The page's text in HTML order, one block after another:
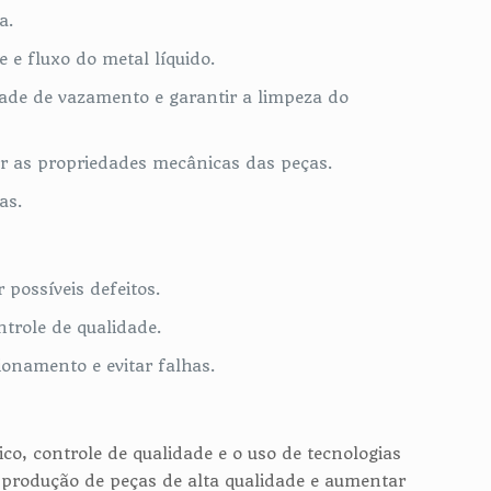
e fluxo do metal líquido.
de vazamento e garantir a limpeza do
propriedades mecânicas das peças.
defeitos.
de qualidade.
e evitar falhas.
controle de qualidade e o uso de tecnologias
de peças de alta qualidade e aumentar